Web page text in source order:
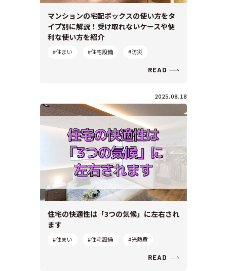
マンションの宅配ボックスの使い方をタ
イプ別に解説！受け取れないケースや便
利な使い方を紹介
#住まい #住宅設備 #防災
READ
2025.08.18
住宅の快適性は「3つの気候」に左右され
ます
#住まい #住宅設備 #光熱費
READ